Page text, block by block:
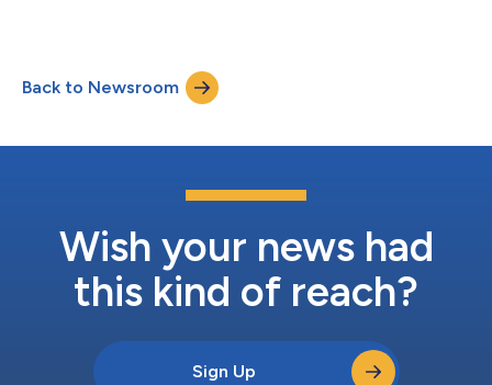
neurali 3D. Il testo originale del presente annuncio, redatto nella
lingua di partenza, è la versione ufficiale che fa fede....
Back to Newsroom
Wish your news had
this kind of reach?
Sign Up